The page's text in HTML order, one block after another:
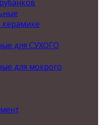
керамике
для СУХОГО
для мокрого